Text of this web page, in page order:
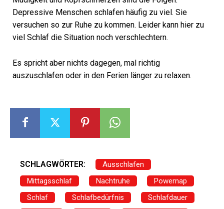
Depressive Menschen schlafen häufig zu viel. Sie
versuchen so zur Ruhe zu kommen. Leider kann hier zu
viel Schlaf die Situation noch verschlechtern.
Es spricht aber nichts dagegen, mal richtig
auszuschlafen oder in den Ferien länger zu relaxen.
SCHLAGWÖRTER:
Ausschlafen
Mittagsschlaf
Nachtruhe
Powernap
Schlaf
Schlafbedürfnis
Schlafdauer